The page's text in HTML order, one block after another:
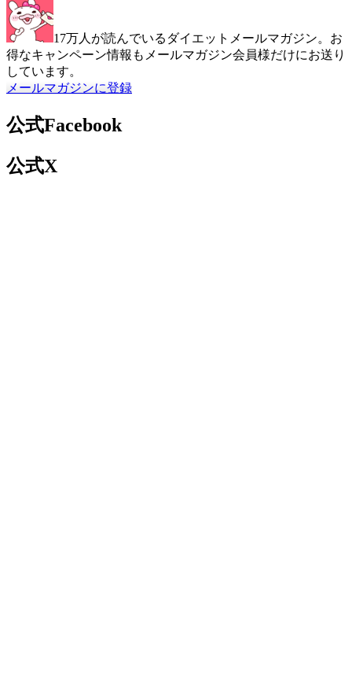
17万人が読んでいるダイエットメールマガジン。お
得なキャンペーン情報もメールマガジン会員様だけにお送り
しています。
メールマガジンに登録
公式Facebook
公式X